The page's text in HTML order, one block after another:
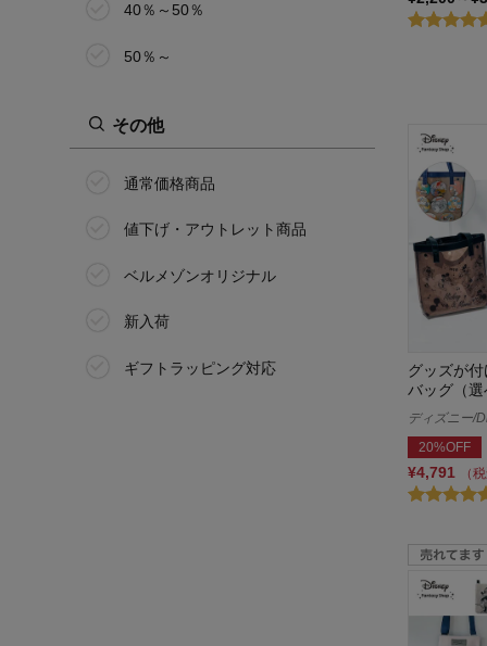
15号(リング)
16号(リング)
17号(リング)
18号(リング)
19号(リング)
ハーフ
すみっコぐらし
ソルビィ/Solby
竹久夢二
タワー/tower
ちいかわ
ちょこちょこ
40％～50％
50％～
その他
通常価格商品
値下げ・アウトレット商品
ベルメゾンオリジナル
新入荷
ギフトラッピング対応
グッズが
バッグ（
ディズニー/
20%OFF
¥4,791 （